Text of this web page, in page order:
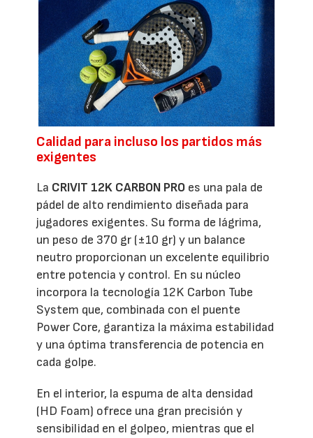
Calidad para incluso los partidos más
exigentes
La CRIVIT 12K CARBON PRO es una pala de
pádel de alto rendimiento diseñada para
jugadores exigentes. Su forma de lágrima,
un peso de 370 gr (±10 gr) y un balance
neutro proporcionan un excelente equilibrio
entre potencia y control. En su núcleo
incorpora la tecnología 12K Carbon Tube
System que, combinada con el puente
Power Core, garantiza la máxima estabilidad
y una óptima transferencia de potencia en
cada golpe.
En el interior, la espuma de alta densidad
(HD Foam) ofrece una gran precisión y
sensibilidad en el golpeo, mientras que el